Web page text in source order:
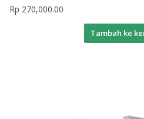
Rp 270,000.00
Tambah ke